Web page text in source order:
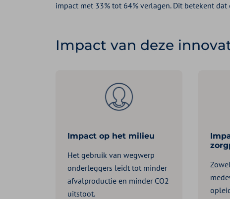
impact met 33% tot 64% verlagen. Dit betekent
Impact van deze
Impact op het milieu
Het gebruik van wegwerp
onderleggers leidt tot minder
afvalproductie en minder CO2
uitstoot.